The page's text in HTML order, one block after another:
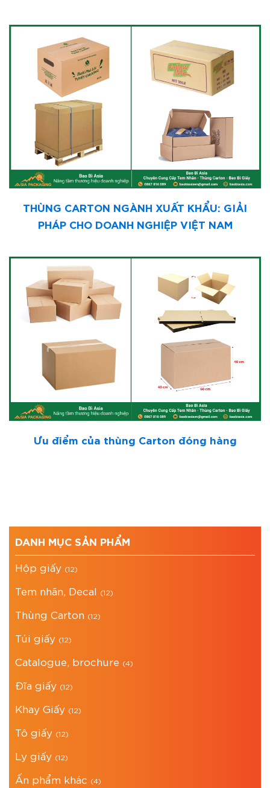
THÙNG CARTON NGÀNH XUẤT KHẨU: GIẢI
PHÁP CHO DOANH NGHIỆP VIỆT NAM
Ưu điểm của thùng Carton đóng hàng
DANH MỤC SẢN PHẨM
Hộp giấy (12)
Tem nhãn, Decal (12)
Thùng Carton (12)
Túi giấy (12)
Catalogue, brochure (4)
Đĩa giấy (12)
Khay Giấy (12)
Tô giấy (12)
Ly giấy (12)
Ấn phẩm khác (4)